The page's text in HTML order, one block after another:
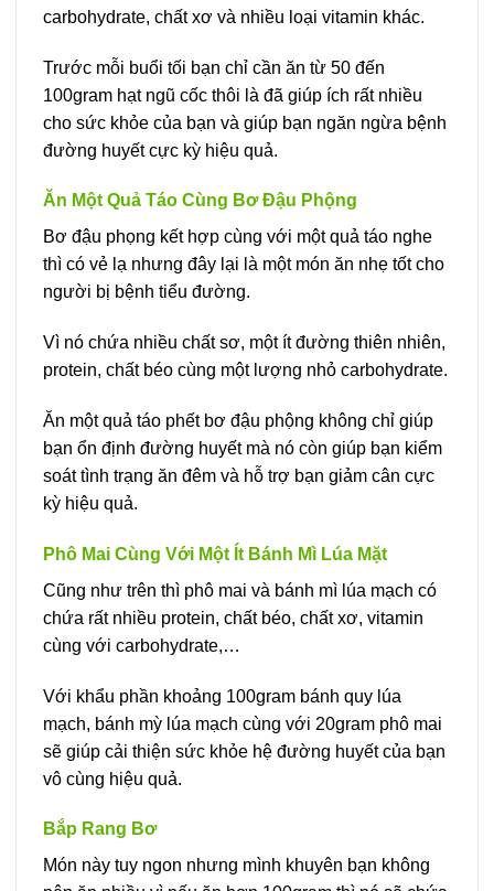
carbohydrate, chất xơ và nhiều loại vitamin khác.
Trước mỗi buổi tối bạn chỉ cần ăn từ 50 đến
100gram hạt ngũ cốc thôi là đã giúp ích rất nhiều
cho sức khỏe của bạn và giúp bạn ngăn ngừa bệnh
đường huyết cực kỳ hiệu quả.
Ăn Một Quả Táo Cùng Bơ Đậu Phộng
Bơ đậu phọng kết hợp cùng với một quả táo nghe
thì có vẻ lạ nhưng đây lại là một món ăn nhẹ tốt cho
người bị bệnh tiểu đường.
Vì nó chứa nhiều chất sơ, một ít đường thiên nhiên,
protein, chất béo cùng một lượng nhỏ carbohydrate.
Ăn một quả táo phết bơ đậu phộng không chỉ giúp
bạn ổn định đường huyết mà nó còn giúp bạn kiểm
soát tình trạng ăn đêm và hỗ trợ bạn giảm cân cực
kỳ hiệu quả.
Phô Mai Cùng Với Một Ít Bánh Mì Lúa Mặt
Cũng như trên thì phô mai và bánh mì lúa mạch có
chứa rất nhiều protein, chất béo, chất xơ, vitamin
cùng với carbohydrate,…
Với khẩu phần khoảng 100gram bánh quy lúa
mạch, bánh mỳ lúa mạch cùng với 20gram phô mai
sẽ giúp cải thiện sức khỏe hệ đường huyết của bạn
vô cùng hiệu quả.
Bắp Rang Bơ
Món này tuy ngon nhưng mình khuyên bạn không